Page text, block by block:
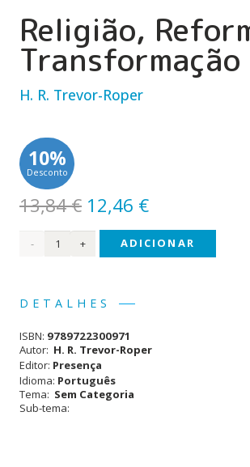
Religião,
Transformação
H. R. Trevor-Roper
10%
Desconto
13,84€ O
preço
original
13,84 €.
12,46 €O
preço
atual
Quantidade
e
Transformação
Social
ADICIONAR
DETALHES
ISBN: 9789722300971
Autor: H. R. Trevor-Roper
Editor: Presença
Idioma: Português
Tema: Sem Categoria
Sub-tema: